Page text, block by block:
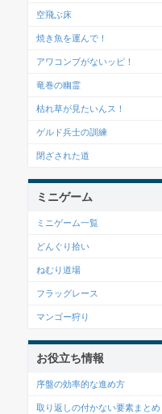
空飛ぶ床
焼き魚を運んで！
アワコンブがないッピ！
竜巻の幽霊
枯れ草が見たいんス！
ゲルド兵士の訓練
閉ざされた道
ミニゲーム
ミニゲーム一覧
どんぐり拾い
ねむり道場
フラッグレース
マンゴー狩り
お役立ち情報
序盤の効率的な進め方
取り返しの付かない要素まとめ